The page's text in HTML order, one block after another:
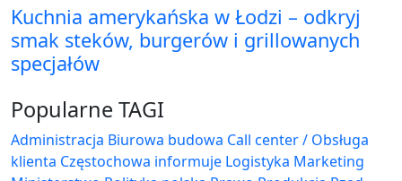
Kuchnia amerykańska w Łodzi – odkryj
smak steków, burgerów i grillowanych
specjałów
Popularne TAGI
Administracja Biurowa budowa Call center / Obsługa
klienta Częstochowa informuje Logistyka Marketing